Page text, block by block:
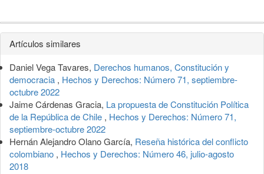
Detalles
del
artículo
Artículos similares
Daniel Vega Tavares, Derechos humanos, Constitución y
democracia , Hechos y Derechos: Número 71, septiembre-
octubre 2022
Jaime Cárdenas Gracia, La propuesta de Constitución Política
de la República de Chile , Hechos y Derechos: Número 71,
septiembre-octubre 2022
Hernán Alejandro Olano García, Reseña histórica del conflicto
colombiano , Hechos y Derechos: Número 46, julio-agosto
2018